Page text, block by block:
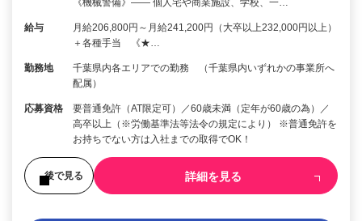
給与
月給206,800円～月給241,200円（大卒以上232,000円以上）
＋各種手当 《★…
勤務地
千葉県内各エリアでの勤務 （千葉県内いずれかの事業所へ
配属）
応募資格
要普通免許（AT限定可）／60歳未満（定年が60歳の為）／
高卒以上（※労働基準法等法令の規定により） ※普通免許を
お持ちでない方は入社までの取得でOK！
後で見る 詳細を見る